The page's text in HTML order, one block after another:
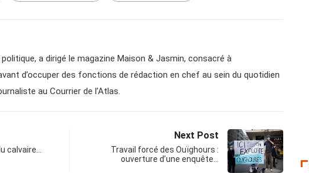
a dirigé le magazine Maison & Jasmin, consacré à
d’occuper des fonctions de rédaction en chef au sein du quotidien
au Courrier de l’Atlas.
calvaire…
Next Post
Travail forcé des Ouïghours :
ouverture d’une enquête…